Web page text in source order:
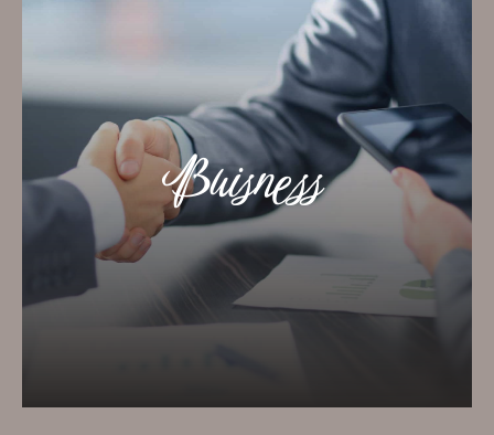
Buisness
Kreativer Freiraum für Ihr
Business
Natur­charak­ter & Energie
450 m² bestückt
Tagun­gen, Sem­i­nare,
Produktvorstellungen
Mehr dazu